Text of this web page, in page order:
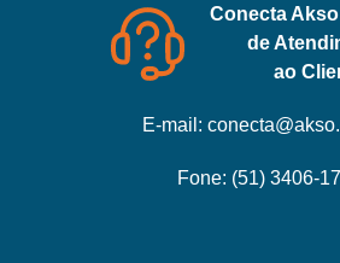
Conecta
de
ao
E-mail:
Fone: (51) 3406-